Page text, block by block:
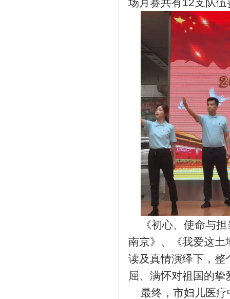
《初心、使命与
南京》、《我爱这土
读及真情演绎下，整
屈、满怀对祖国的
最终，市妇儿医